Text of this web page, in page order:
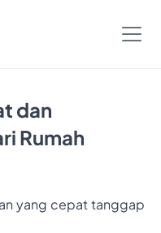
dan
Rumah
yang cepat tanggap